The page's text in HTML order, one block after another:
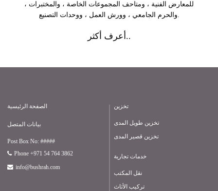
للمعارض الفنية ، ومتاحف المجموعات الخاصة ، والمختبرات ،
والحرم الجامعي ، وورش العمل ، ووحدات التصنيع.
أعرف أكثر..
الصفحة الرئيسية
بيانات المتصل
Post Box No: #####
Phone +971 54 764 3862
info@bushrah.com
تخزين
تخزين طويل المدى
تخزين قصير المدى
خدمات تجارية
نقل المكتب
تركيب الأثاث